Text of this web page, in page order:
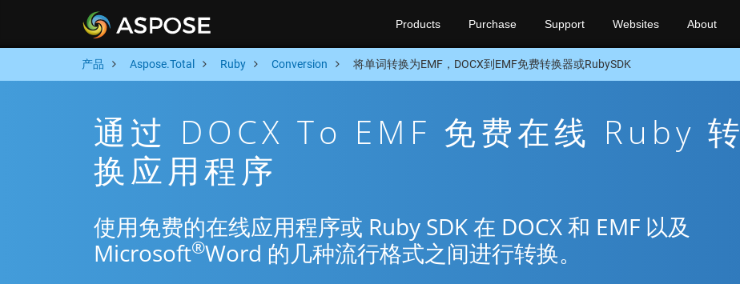
Products Purchase Support Websites About
产品 Aspose.Total Ruby Conversion 将单词转换为EMF，DOCX到EMF免费转换器或RubySDK
通过 DOCX To EMF 免费在线 Ruby 转
换应用程序
使用免费的在线应用程序或 Ruby SDK 在 DOCX 和 EMF 以及
Microsoft®Word 的几种流行格式之间进行转换。